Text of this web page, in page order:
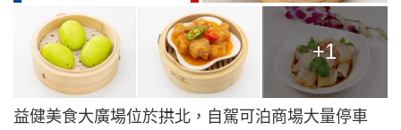
+1
益健美食大廣場位於拱北，自駕可泊商場大量停車